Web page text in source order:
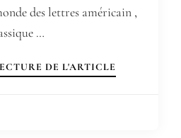
des lettres américain ,
…
DE L'ARTICLE